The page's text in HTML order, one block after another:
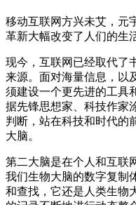
移动互联网方兴未艾，元
革新大幅改变了人们的生
现今，互联网已经取代了
来源。面对海量信息，以
须建设一个更先进的工具
据先锋思想家、科技作家
判断，站在科技和时代
大脑。
第二大脑是在个人和互联
我们生物大脑的数字复制
和查找，它还是人类生物